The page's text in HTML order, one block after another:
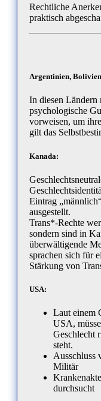
Rechtliche
praktisch
Argentinien,
In diesen Ländern
psychologische
vorweisen, um
gilt das
Kanada:
Eintrag
ausgestellt.
Trans*-Rechte
sondern sind in
überwältigende
sprachen sich für
Stärkung von
USA:
Laut einem
USA,
Geschlecht
steht.
Ausschluss
Militär
durchsucht